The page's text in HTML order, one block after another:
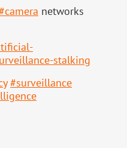
camera networks
stalking
#surveillance